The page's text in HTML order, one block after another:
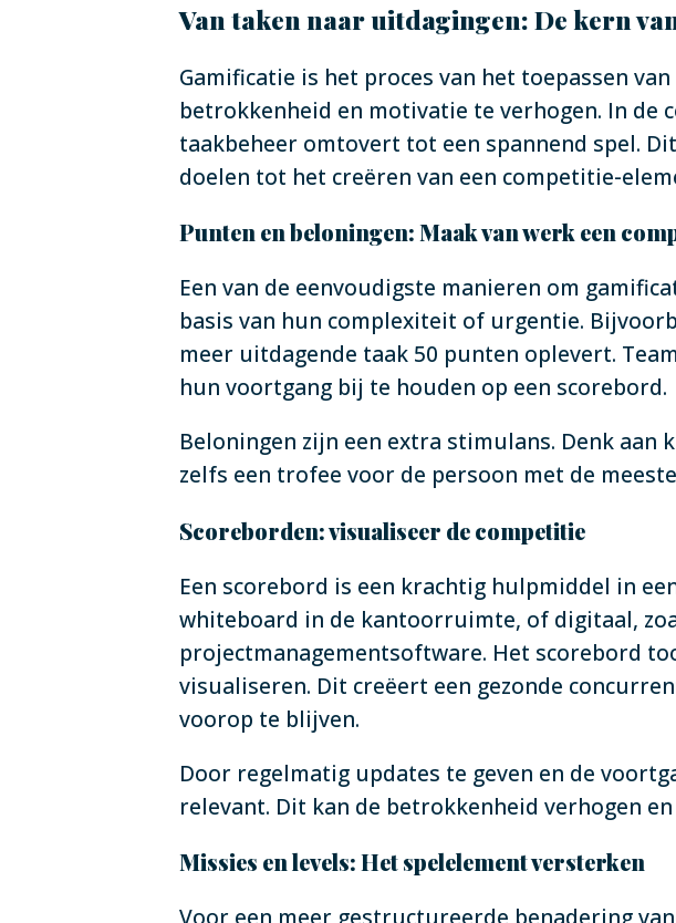
Van taken naar uitdagingen: De kern
Gamificatie is het proces van het toepassen
betrokkenheid en motivatie te verhogen. In de
taakbeheer omtovert tot een spannend spel.
doelen tot het creëren van een competitie-
Punten en beloningen: Maak van werk een
Een van de eenvoudigste manieren om
basis van hun complexiteit of urgentie.
meer uitdagende taak 50 punten oplevert.
hun voortgang bij te houden op een scorebord.
Beloningen zijn een extra stimulans. Denk aan
zelfs een trofee voor de persoon met de
Scoreborden: visualiseer de competitie
Een scorebord is een krachtig hulpmiddel in
whiteboard in de kantoorruimte, of digitaal,
projectmanagementsoftware. Het scorebord
visualiseren. Dit creëert een gezonde
voorop te blijven.
Door regelmatig updates te geven en de
relevant. Dit kan de betrokkenheid verhogen
Missies en levels: Het spelelement versterken